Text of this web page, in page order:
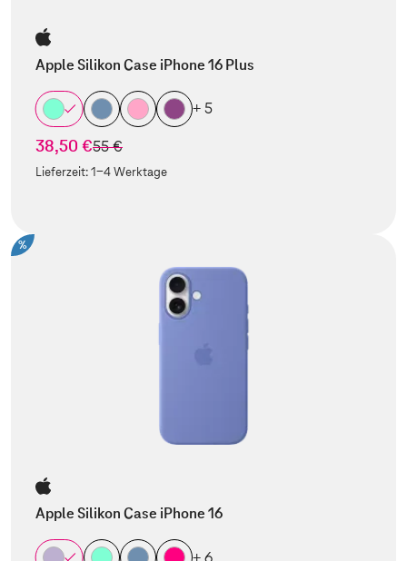
Apple Silikon Case iPhone 16 Plus
+ 5
38,50 €statt
55 €
Lieferzeit:1-4 Werktage
%
Apple Silikon Case iPhone 16